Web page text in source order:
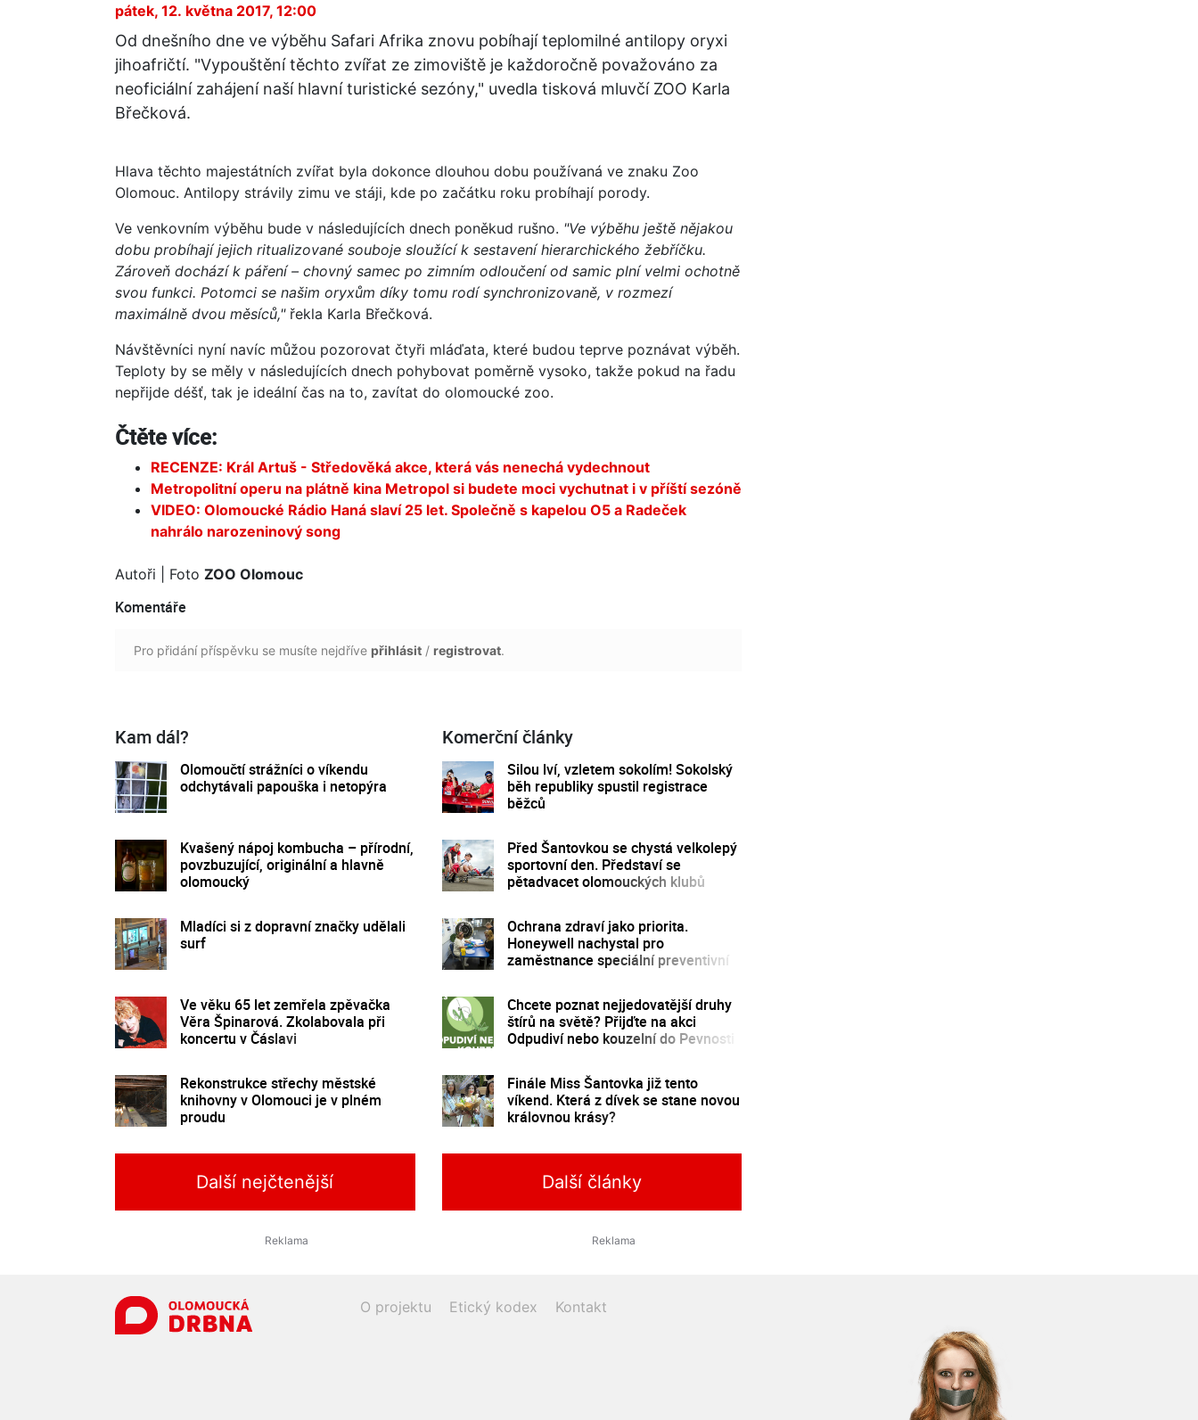
pátek, 12. května 2017, 12:00
Od dnešního dne ve výběhu Safari Afrika znovu pobíhají teplomilné antilopy oryxi
jihoafričtí. "Vypouštění těchto zvířat ze zimoviště je každoročně považováno za
neoficiální zahájení naší hlavní turistické sezóny," uvedla tisková mluvčí ZOO Karla
Břečková.
Hlava těchto majestátních zvířat byla dokonce dlouhou dobu používaná ve znaku Zoo
Olomouc. Antilopy strávily zimu ve stáji, kde po začátku roku probíhají porody.
Ve venkovním výběhu bude v následujících dnech poněkud rušno. "Ve výběhu ještě nějakou
dobu probíhají jejich ritualizované souboje sloužící k sestavení hierarchického žebříčku.
Zároveň dochází k páření – chovný samec po zimním odloučení od samic plní velmi ochotně
svou funkci. Potomci se našim oryxům díky tomu rodí synchronizovaně, v rozmezí
maximálně dvou měsíců,"řekla Karla Břečková.
Návštěvníci nyní navíc můžou pozorovat čtyři mláďata, které budou teprve poznávat výběh.
Teploty by se měly v následujících dnech pohybovat poměrně vysoko, takže pokud na řadu
nepřijde déšť, tak je ideální čas na to, zavítat do olomoucké zoo.
Čtěte více:
RECENZE: Král Artuš - Středověká akce, která vás nenechá vydechnout
Metropolitní operu na plátně kina Metropol si budete moci vychutnat i v příští sezóně
VIDEO: Olomoucké Rádio Haná slaví 25 let. Společně s kapelou O5 a Radeček
nahrálo narozeninový song
Autoři | Foto ZOO Olomouc
Komentáře
Pro přidání příspěvku se musíte nejdříve přihlásit / registrovat.
Kam dál?
Olomoučtí strážníci o víkendu
odchytávali papouška i netopýra
Kvašený nápoj kombucha – přírodní,
povzbuzující, originální a hlavně
olomoucký
Mladíci si z dopravní značky udělali
surf
Ve věku 65 let zemřela zpěvačka
Věra Špinarová. Zkolabovala při
koncertu v Čáslavi
Rekonstrukce střechy městské
knihovny v Olomouci je v plném
proudu
Komerční články
Silou lví, vzletem sokolím! Sokolský
běh republiky spustil registrace
běžců
Před Šantovkou se chystá velkolepý
sportovní den. Představí se
pětadvacet olomouckých klubů
Ochrana zdraví jako priorita.
Honeywell nachystal pro
zaměstnance speciální preventivní
Chcete poznat nejjedovatější druhy
štírů na světě? Přijďte na akci
Odpudiví nebo kouzelní do Pevnosti
Finále Miss Šantovka již tento
víkend. Která z dívek se stane novou
královnou krásy?
Další nejčtenější Další články
O projektu Etický kodex Kontakt